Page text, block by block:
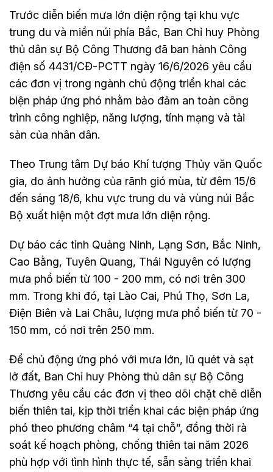
Trước diễn biến mưa lớn diện rộng tại khu vực
trung du và miền núi phía Bắc, Ban Chỉ huy Phòng
thủ dân sự Bộ Công Thương đã ban hành Công
điện số 4431/CĐ-PCTT ngày 16/6/2026 yêu cầu
các đơn vị trong ngành chủ động triển khai các
biện pháp ứng phó nhằm bảo đảm an toàn công
trình công nghiệp, năng lượng, tính mạng và tài
sản của nhân dân.
Theo Trung tâm Dự báo Khí tượng Thủy văn Quốc
gia, do ảnh hưởng của rãnh gió mùa, từ đêm 15/6
đến sáng 18/6, khu vực trung du và vùng núi Bắc
Bộ xuất hiện một đợt mưa lớn diện rộng.
Dự báo các tỉnh Quảng Ninh, Lạng Sơn, Bắc Ninh,
Cao Bằng, Tuyên Quang, Thái Nguyên có lượng
mưa phổ biến từ 100 - 200 mm, có nơi trên 300
mm. Trong khi đó, tại Lào Cai, Phú Thọ, Sơn La,
Điện Biên và Lai Châu, lượng mưa phổ biến từ 70 -
150 mm, có nơi trên 250 mm.
Để chủ động ứng phó với mưa lớn, lũ quét và sạt
lở đất, Ban Chỉ huy Phòng thủ dân sự Bộ Công
Thương yêu cầu các đơn vị theo dõi chặt chẽ diễn
biến thiên tai, kịp thời triển khai các biện pháp ứng
phó theo phương châm “4 tại chỗ”, đồng thời rà
soát kế hoạch phòng, chống thiên tai năm 2026
phù hợp với tình hình thực tế, sẵn sàng triển khai